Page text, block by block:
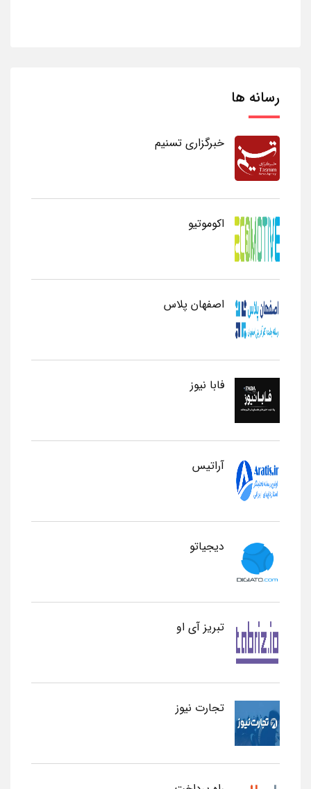
رسانه ها
خبرگزاری تسنیم
اکوموتیو
اصفهان پلاس
فابا نیوز
آراتیس
دیجیاتو
تبریز آی او
تجارت نیوز